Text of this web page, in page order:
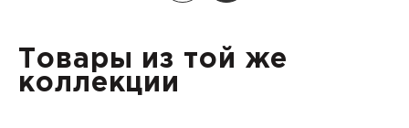
Товары из той же
коллекции